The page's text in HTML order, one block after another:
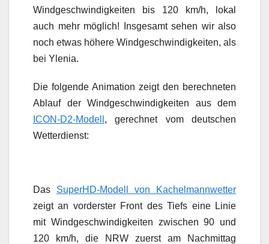
Windgeschwindigkeiten bis 120 km/h, lokal
auch mehr möglich! Insgesamt sehen wir also
noch etwas höhere Windgeschwindigkeiten, als
bei Ylenia.
Die folgende Animation zeigt den berechneten
Ablauf der Windgeschwindigkeiten aus dem
ICON-D2-Modell , gerechnet vom deutschen
Wetterdienst:
Das SuperHD-Modell von Kachelmannwetter
zeigt an vorderster Front des Tiefs eine Linie
mit Windgeschwindigkeiten zwischen 90 und
120 km/h, die NRW zuerst am Nachmittag